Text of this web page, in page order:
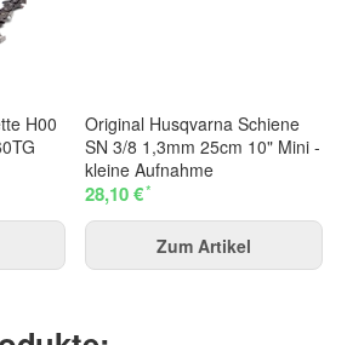
H00
Original Husqvarna Schiene
SN 3/8 1,3mm 25cm 10" Mini -
kleine Aufnahme
28,10 €*
Zum Artikel